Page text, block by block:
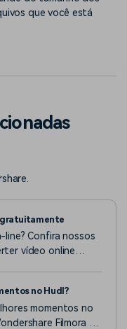
que você está
gratuitamente
line? Confira nossos
vídeo online
no Hudl?
momentos no
Filmora e